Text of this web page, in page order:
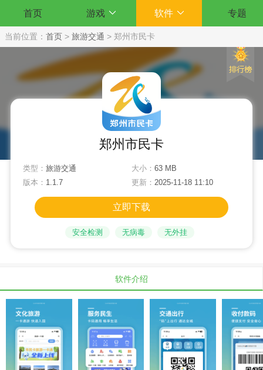
首页 游戏 软件 专题
当前位置： 首页 > 旅游交通 > 郑州市民卡
郑州市民卡
类型： 旅游交通 大小： 63 MB
版本： 1.1.7 更新： 2025-11-18 11:10
立即下载
安全检测 无病毒 无外挂
软件介绍